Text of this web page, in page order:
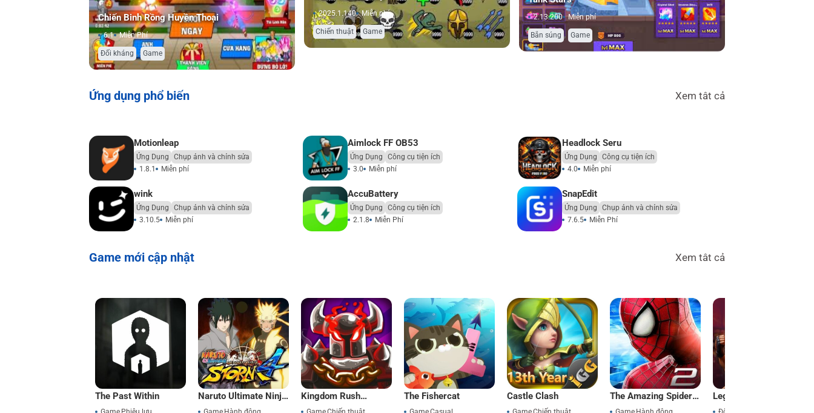
Chiến Binh Rồng Huyền Thoại
6.1 Miễn Phí
Đối kháng , Game
2025.1.140 Miễn phí
Chiến thuật , Game
2.13.200 Miễn phí
Bắn súng , Game
Ứng dụng phổ biến Xem tât cả
Motionleap
Ứng Dụng
Chụp ảnh và chỉnh sửa
1.8.1
Miễn phí
Aimlock FF OB53
Ứng Dụng
Công cụ tiện ích
3.0
Miễn phí
Headlock Seru
Ứng Dụng
Công cụ tiện ích
4.0
Miễn phí
wink
Ứng Dụng
Chụp ảnh và chỉnh sửa
3.10.5
Miễn phí
Accu​Battery
Ứng Dụng
Công cụ tiện ích
2.1.8
Miễn Phí
SnapEdit
Ứng Dụng
Chụp ảnh và chỉnh sửa
7.6.5
Miễn Phí
Game mới cập nhật Xem tât cả
The Past Within
Naruto Ultimate Ninja
Storm 4
Kingdom Rush
Vengeance
The Fishercat Castle Clash
The Amazing Spider-
Man 2
Legend Fighter